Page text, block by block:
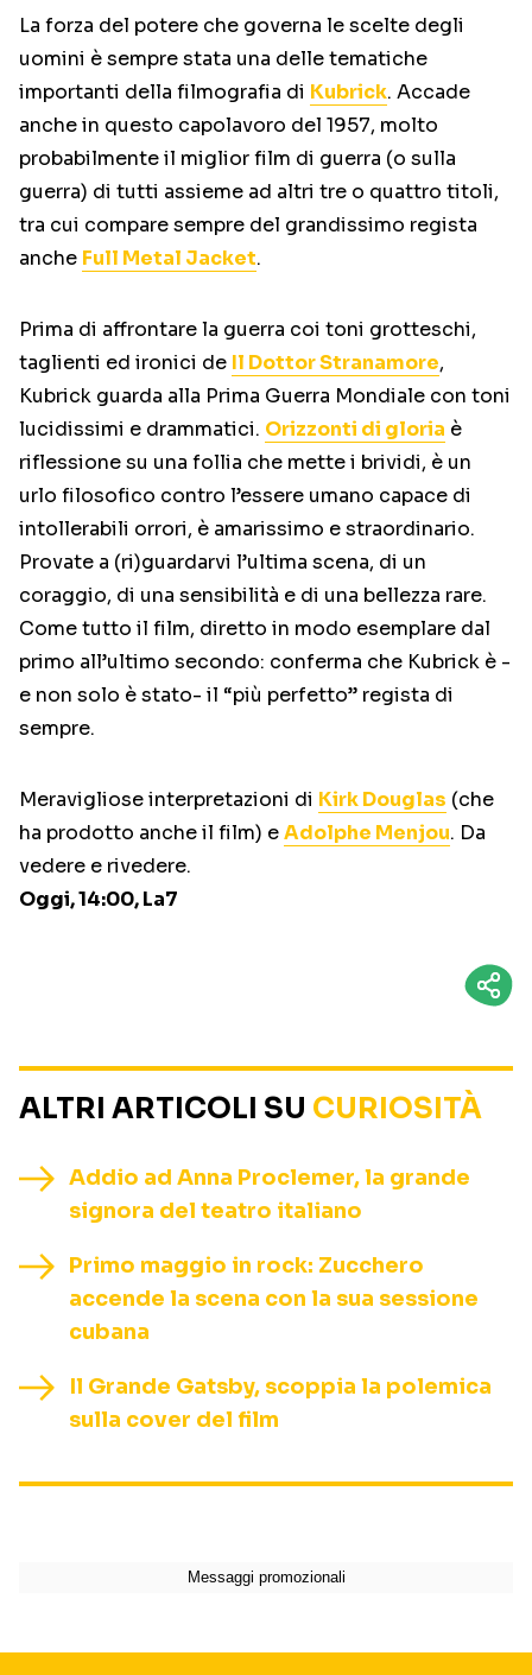
La forza del potere che governa le scelte degli
uomini è sempre stata una delle tematiche
importanti della filmografia di Kubrick. Accade
anche in questo capolavoro del 1957, molto
probabilmente il miglior film di guerra (o sulla
guerra) di tutti assieme ad altri tre o quattro titoli,
tra cui compare sempre del grandissimo regista
anche Full Metal Jacket.
Prima di affrontare la guerra coi toni grotteschi,
taglienti ed ironici de Il Dottor Stranamore,
Kubrick guarda alla Prima Guerra Mondiale con toni
lucidissimi e drammatici. Orizzonti di gloria è
riflessione su una follia che mette i brividi, è un
urlo filosofico contro l’essere umano capace di
intollerabili orrori, è amarissimo e straordinario.
Provate a (ri)guardarvi l’ultima scena, di un
coraggio, di una sensibilità e di una bellezza rare.
Come tutto il film, diretto in modo esemplare dal
primo all’ultimo secondo: conferma che Kubrick è -
e non solo è stato- il “più perfetto” regista di
sempre.
Meravigliose interpretazioni di Kirk Douglas (che
ha prodotto anche il film) eAdolphe Menjou. Da
vedere e rivedere.
Oggi, 14:00, La7
ALTRI ARTICOLI SU CURIOSITÀ
Addio ad Anna Proclemer, la grande
signora del teatro italiano
Primo maggio in rock: Zucchero
accende la scena con la sua sessione
cubana
Il Grande Gatsby, scoppia la polemica
sulla cover del film